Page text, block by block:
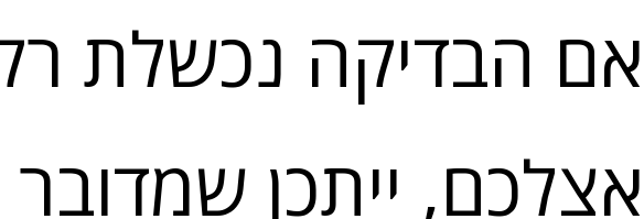
אם הבדיקה נכשלת
אצלכם, ייתכן שמדובר